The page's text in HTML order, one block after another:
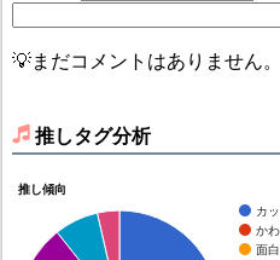
💡まだコメントはありません
推しタグ分析
推し傾向
カ
か
面